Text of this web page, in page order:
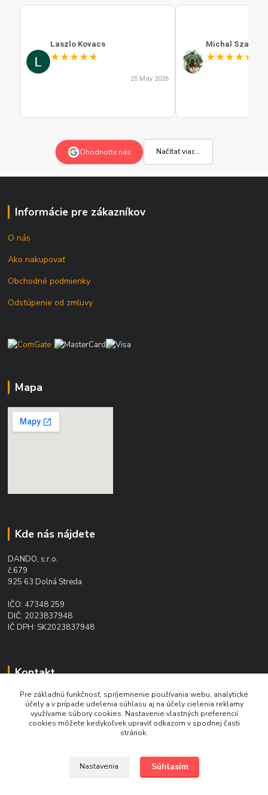
Laszlo Kovacs
★★★★★
25 May 2026
Michal Szabo
★★★★★
Ohodnoťte nás Načítať viac...
Informácie pre zákazníkov
O nás
Ako nakupovať
Obchodné podmienky
Odstúpenie od zmluvy
Mapa
Kde nás nájdete
DANDO, s.r.o.
č.679
925 63 Dolná Streda
IČO: 47348 259
DIČ: 2023837948
IČ DPH: SK2023837948
Kontakt
Ing. Daniel Doboš
+421 902 331 936
(Po-Pia, 8-16 hod.)
Pre základnú funkčnosť, spríjemnenie používania webu, analytické
účely a v prípade udelenia súhlasu aj na účely cielenia reklamy
využívame súbory cookies. Nastavenie vlastných preferencií
cookies môžete kedykoľvek upraviť odkazom v spodnej časti
stránok.
Nastavenia Súhlasím